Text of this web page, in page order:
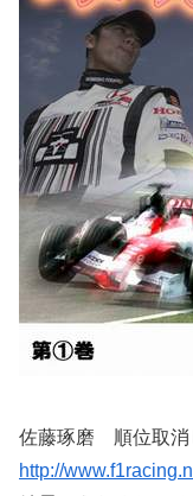
佐藤琢磨 順位取消
http://